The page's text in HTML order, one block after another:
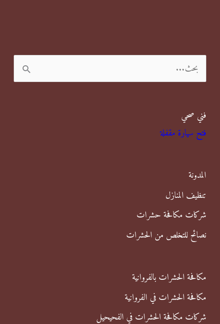
ل
ح
ث
ن
فني صحي
فتح سيارة مقفلة
المدونة
تنظيف المنازل
شركات مكافحة حشرات
نصائح للتخلص من الحشرات
مكافحة الحشرات بالفروانية
مكافحة الحشرات في الفروانية
شركات مكافحة الحشرات في الفحيحيل